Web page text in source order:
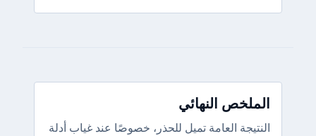
الملخص النهائي
النتيجة العامة تميل للحذر، خصوصًا عند غياب أدلة